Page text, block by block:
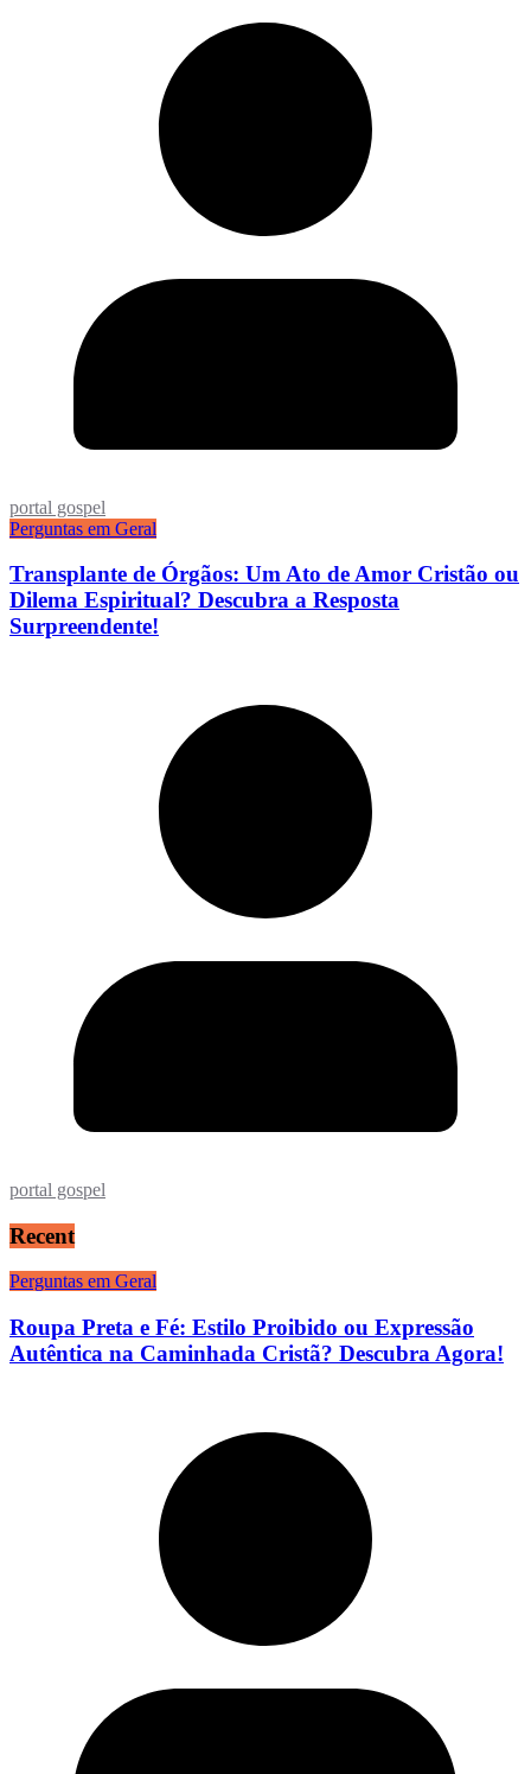
portal gospel
Perguntas em Geral
Transplante de Órgãos: Um Ato de Amor Cristão ou
Dilema Espiritual? Descubra a Resposta
Surpreendente!
portal gospel
Recent
Perguntas em Geral
Roupa Preta e Fé: Estilo Proibido ou Expressão
Autêntica na Caminhada Cristã? Descubra Agora!